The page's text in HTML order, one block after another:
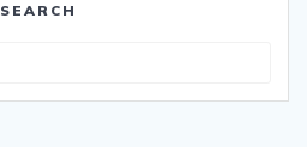
SEARCH
: